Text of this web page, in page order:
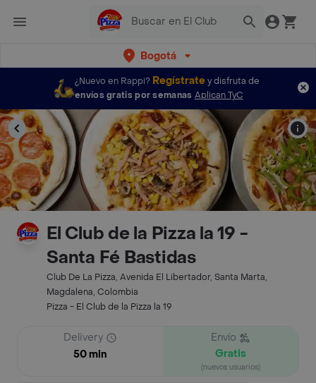
Bogotá
¿Nuevo en Rappi? Regístratey disfruta de
envíos gratis por semanas Aplican TyC
El Club de la Pizza la 19 -
Santa Fé Bastidas
Club De La Pizza, Avenida El Libertador, Santa Marta,
Magdalena, Colombia
Pizza - El Club de la Pizza la 19
Delivery
50 min
Envío
Gratis
(nuevos usuarios)